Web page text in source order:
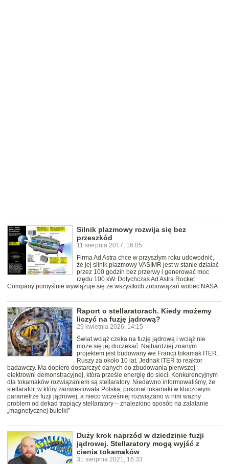
Silnik plazmowy rozwija się bez
przeszkód
11 sierpnia 2017, 16:05
Firma Ad Astra chce w przyszłym roku udowodnić,
że jej silnik plazmowy VASIMR jest w stanie działać
przez 100 godzin bez przerwy i generować moc
rzędu 100 kW. Dotychczas Ad Astra Rocket
Company pomyślnie wywiązuje się ze wszystkich zobowiązań wobec NASA
Raport o stellaratorach. Kiedy możemy
liczyć na fuzję jądrową?
29 kwietnia 2026, 14:15
Świat wciąż czeka na fuzję jądrową i wciąż nie
może się jej doczekać. Najbardziej znanym
projektem jest budowany we Francji tokamak ITER.
Ruszy za około 10 lat. Jednak ITER to reaktor
badawczy. Ma dopiero dostarczyć danych do zbudowania pierwszej
elektrowni demonstracyjnej, która prześle energię do sieci. Konkurencyjnym
dla tokamaków rozwiązaniem są stellaratory. Niedawno informowaliśmy, że
stellarator, w który zainwestowała Polska, pokonał tokamaki w kluczowym
parametrze fuzji jądrowej, a nieco wcześniej rozwiązano w nim ważny
problem od dekad trapiący stellaratory – znaleziono sposób na załatanie
„magnetycznej butelki”
Duży krok naprzód w dziedzinie fuzji
jądrowej. Stellaratory mogą wyjść z
cienia tokamaków
31 sierpnia 2021, 16:33